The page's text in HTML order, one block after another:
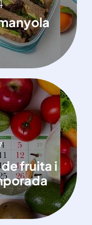
fruita i
i verdura de